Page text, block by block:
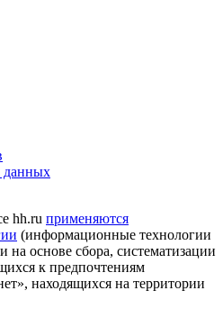
данных
hh.ru применяются
(информационные технологии
на основе сбора, систематизации
к предпочтениям
находящихся на территории